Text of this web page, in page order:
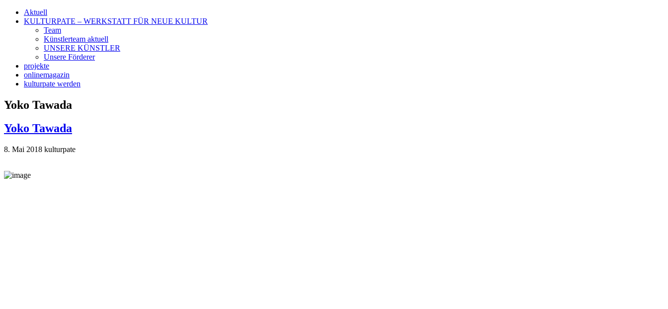
Aktuell
KULTURPATE – WERKSTATT FÜR NEUE KULTUR
Team
Künstlerteam aktuell
UNSERE KÜNSTLER
Unsere Förderer
projekte
onlinemagazin
kulturpate werden
Yoko Tawada
Yoko Tawada
8. Mai 2018 kulturpate